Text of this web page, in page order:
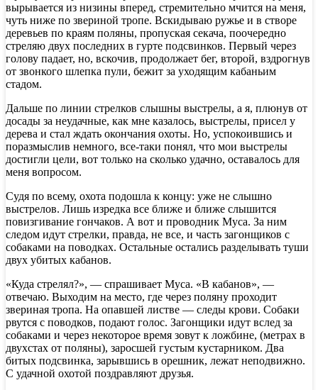
вырывается из низины вперед, стремительно мчится на меня,
чуть ниже по звериной тропе. Вскидываю ружье и в створе
деревьев по краям поляны, пропуская секача, поочередно
стреляю двух последних в гурте подсвинков. Первый через
голову падает, но, вскочив, продолжает бег, второй, вздрогнув
от звонкого шлепка пули, бежит за уходящим кабаньим
стадом.
Дальше по линии стрелков слышны выстрелы, а я, плюнув от
досады за неудачные, как мне казалось, выстрелы, присел у
дерева и стал ждать окончания охоты. Но, успокоившись и
поразмыслив немного, все-таки понял, что мои выстрелы
достигли цели, вот только на сколько удачно, оставалось для
меня вопросом.
Судя по всему, охота подошла к концу: уже не слышно
выстрелов. Лишь изредка все ближе и ближе слышится
повизгивание гончаков. А вот и проводник Муса. За ним
следом идут стрелки, правда, не все, и часть загонщиков с
собаками на поводках. Остальные остались разделывать туши
двух убитых кабанов.
«Куда стрелял?», — спрашивает Муса. «В кабанов», —
отвечаю. Выходим на место, где через поляну проходит
звериная тропа. На опавшей листве — следы крови. Собаки
рвутся с поводков, подают голос. Загонщики идут вслед за
собаками и через некоторое время зовут к ложбине, (метрах в
двухстах от поляны), заросшей густым кустарником. Два
битых подсвинка, зарывшись в орешник, лежат неподвижно.
С удачной охотой поздравляют друзья.